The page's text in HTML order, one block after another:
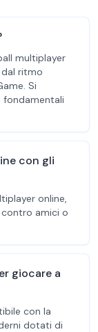
multiplayer
ritmo
Si
fondamentali
con gli
online,
amici o
giocare a
con la
dotati di